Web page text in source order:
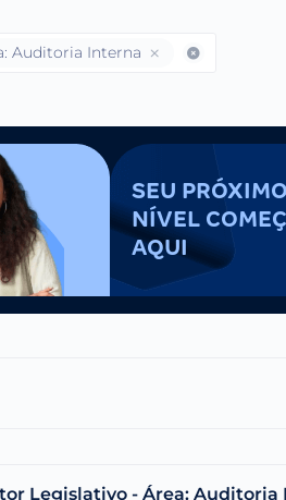
Auditoria Interna
SEU PRÓXIMO
NÍVEL
AQUI
Legislativo - Área: